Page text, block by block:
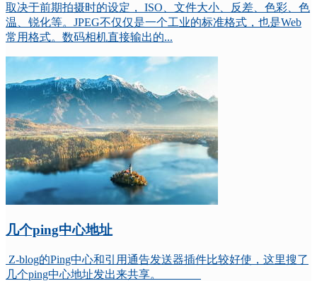
取决于前期拍摄时的设定， ISO、文件大小、反差、色彩、色
温、锐化等。JPEG不仅仅是一个工业的标准格式，也是Web
常用格式。数码相机直接输出的...
几个ping中心地址
Z-blog的Ping中心和引用通告发送器插件比较好使，这里搜了
几个ping中心地址发出来共享。